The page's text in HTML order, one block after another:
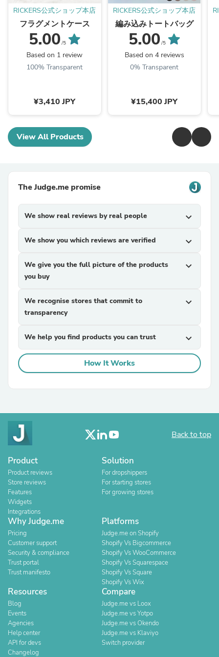
RICKERS公式ショップ本店
フラグメントケース
5.00 /5
Based on 1 review
100% Transparent
¥3,410 JPY
RICKERS公式ショップ本店
編み込みトートバッグ
5.00 /5
Based on 4 reviews
0% Transparent
¥15,400 JPY
View All Products
The Judge.me promise
We show real reviews by real people expand_more
We show you which reviews are verified expand_more
We give you the full picture of the products
you buy
expand_more
We recognise stores that commit to
transparency
expand_more
We help you find products you can trust expand_more
How It Works
Back to top
Product
Product reviews
Store reviews
Features
Widgets
Integrations
Solution
For dropshippers
For starting stores
For growing stores
Why Judge.me
Pricing
Customer support
Security & compliance
Trust portal
Trust manifesto
Platforms
Judge.me on Shopify
Shopify Vs Bigcommerce
Shopify Vs WooCommerce
Shopify Vs Squarespace
Shopify Vs Square
Shopify Vs Wix
Resources
Blog
Events
Agencies
Help center
API for devs
Changelog
Compare
Judge.me vs Loox
Judge.me vs Yotpo
Judge.me vs Okendo
Judge.me vs Klaviyo
Switch provider